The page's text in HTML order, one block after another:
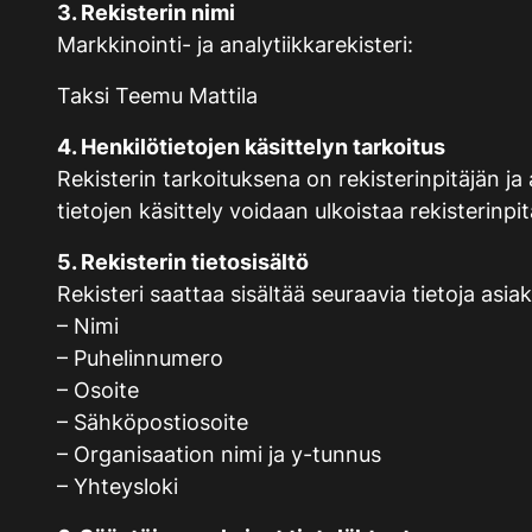
3. Rekisterin nimi
Markkinointi- ja analytiikkarekisteri:
Taksi Teemu Mattila
4. Henkilötietojen käsittelyn tarkoitus
Rekisterin tarkoituksena on rekisterinpitäjän
tietojen käsittely voidaan ulkoistaa
5. Rekisterin tietosisältö
Rekisteri saattaa sisältää seuraavia tietoja
– Nimi
– Puhelinnumero
– Osoite
– Sähköpostiosoite
– Organisaation nimi ja y-tunnus
– Yhteysloki